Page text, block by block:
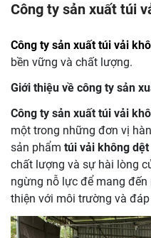
Công ty sản xuất túi
Công ty sản xuất túi vải
bền vững và chất lượng.
Giới thiệu về công ty sản
Công ty sản xuất túi vải
một trong những đơn vị
sản phẩm túi vải không
chất lượng và sự hài lòng
ngừng nỗ lực để mang
thiện với môi trường và